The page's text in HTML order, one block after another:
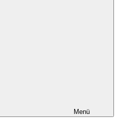
Menü